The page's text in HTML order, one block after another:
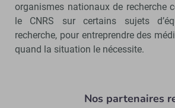
organismes nationaux de recherche
le CNRS sur certains sujets
recherche, pour entreprendre des
quand la situation le nécessite.
Nos partenaires